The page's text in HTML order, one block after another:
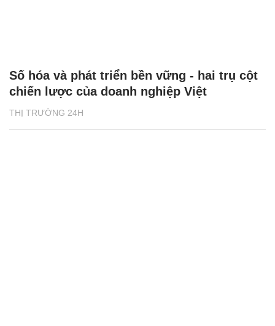
THỊ TRƯỜNG 24H
Số hóa và phát triển bền vững - hai trụ cột
chiến lược của doanh nghiệp Việt